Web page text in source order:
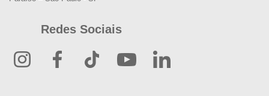
Redes Sociais